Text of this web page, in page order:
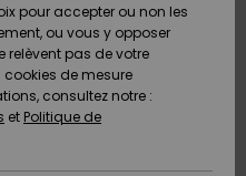
pour accepter ou non les
ou vous y opposer
relèvent pas de votre
de mesure
consultez notre :
et Politique de